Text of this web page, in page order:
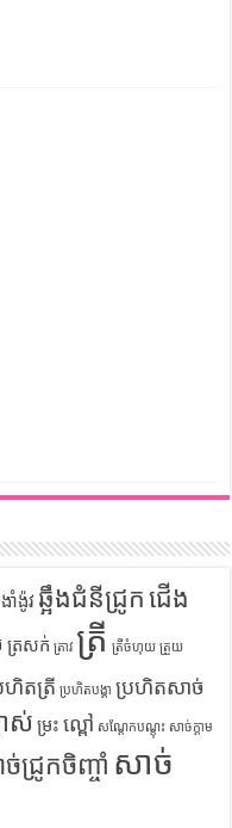
ងាំង៉ូវ ឆ្អឹងជំនីជ្រូក ជើង
ត្រសក់ ត្រាវ ត្រី ត្រីចំហុយ ត្រួយ
ហិតត្រី ប្រហិតបង្គា ប្រហិតសាច់
ាស់ ម្រះ ល្ពៅ សណ្តែកបណ្តុះ សាច់ក្តាម
ជ្រូកចិញ្ចាំ សាច់